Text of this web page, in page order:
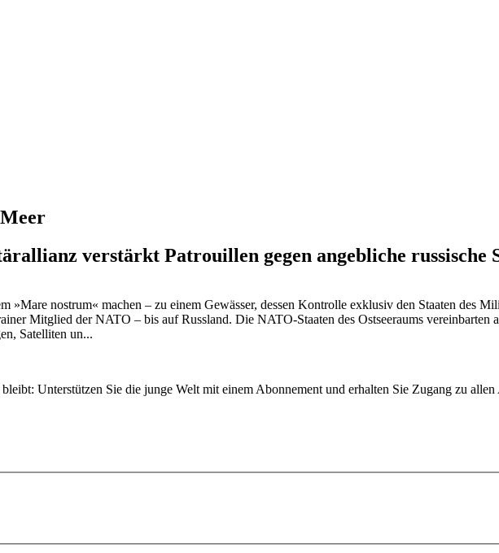
verstärkt Patrouillen gegen angebliche russische
nostrum« machen – zu einem Gewässer, dessen Kontrolle exklusiv den Staaten des
Mitglied der NATO – bis auf Russland. Die NATO-Staaten des Ostseeraums
Satelliten un...
Unterstützen Sie die junge Welt mit einem Abonnement und erhalten Sie Zugang zu